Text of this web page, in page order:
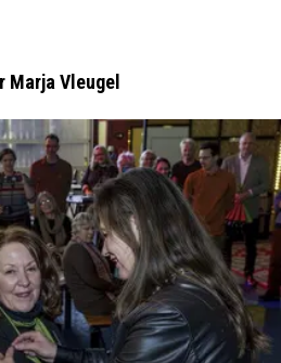
Marja Vleugel